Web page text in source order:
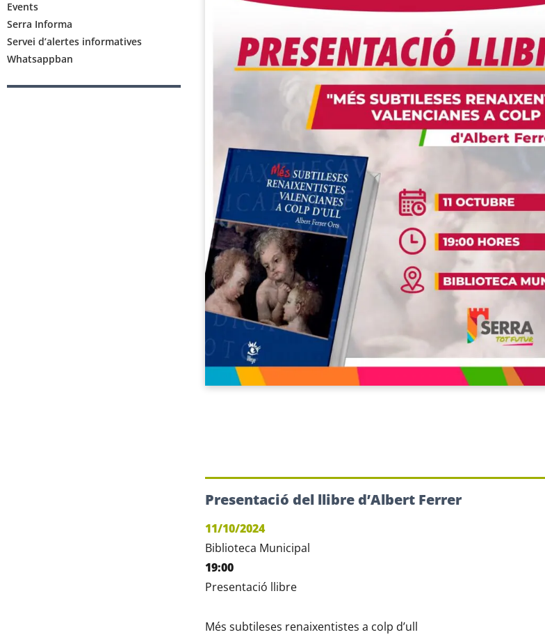
Events
Serra Informa
Servei d’alertes informatives
Whatsappban
Presentació del llibre d’Albert Ferrer
11/10/2024
Biblioteca Municipal
19:00
Presentació llibre
Més subtileses renaixentistes a colp d’ull